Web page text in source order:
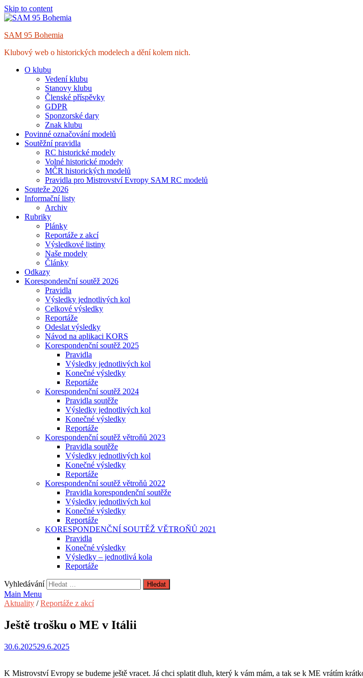
Skip to content
SAM 95 Bohemia
Klubový web o historických modelech a dění kolem nich.
O klubu
Vedení klubu
Stanovy klubu
Členské příspěvky
GDPR
Sponzorské dary
Znak klubu
Povinné označování modelů
Soutěžní pravidla
RC historické modely
Volné historické modely
MČR historických modelů
Pravidla pro Mistrovství Evropy SAM RC modelů
Souteže 2026
Informační listy
Archiv
Rubriky
Plánky
Reportáže z akcí
Výsledkové listiny
Naše modely
Články
Odkazy
Korespondenční soutěž 2026
Pravidla
Výsledky jednotlivých kol
Celkové výsledky
Reportáže
Odeslat výsledky
Návod na aplikaci KORS
Korespondenční soutěž 2025
Pravidla
Výsledky jednotlivých kol
Konečné výsledky
Reportáže
Korespondenční soutěž 2024
Pravidla soutěže
Výsledky jednotlivých kol
Konečné výsledky
Reportáže
Korespondenční soutěž větroňů 2023
Pravidla soutěže
Výsledky jednotlivých kol
Konečné výsledky
Reportáže
Korespondenční soutěž větroňů 2022
Pravidla korespondenční soutěže
Výsledky jednotlivých kol
Konečné výsledky
Reportáže
KORESPONDENČNÍ SOUTĚŽ VĚTROŇŮ 2021
Pravidla
Konečné výsledky
Výsledky – jednotlivá kola
Reportáže
Vyhledávání
Main Menu
Aktuality /Reportáže z akcí
Ještě trošku o ME v Itálii
30.6.202529.6.2025
K Mistrovství Evropy se budeme ještě vracet. Já chci splatit dluh, který k vám mám, a tak se k ME vrátím